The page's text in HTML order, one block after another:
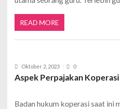
READ MORE
Oktober 2, 2023 0
Aspek Perpajakan
Badan hukum koperasi saat ini